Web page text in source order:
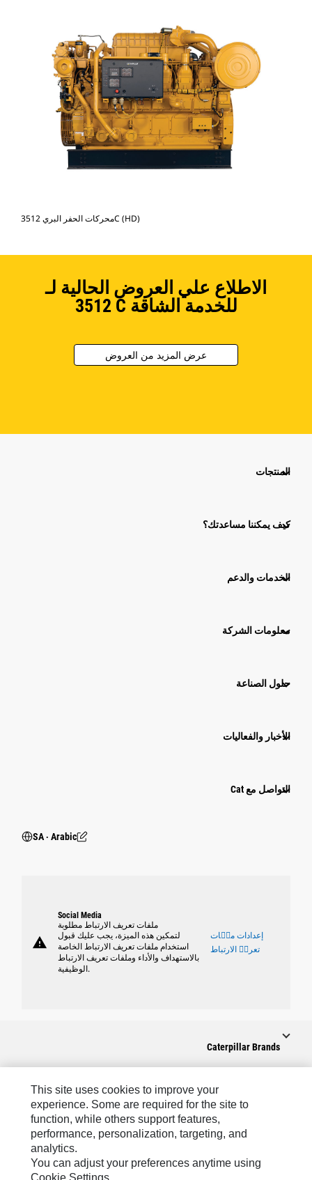
محركات الحفر البري 3512C (HD)
الاطلاع علي العروض الحالية لـ
3512C للخدمة الشاقة
عرض المزيد من العروض
المنتجات
كيف يمكننا مساعدتك؟
الخدمات والدعم
معلومات الشركة
حلول الصناعة
الأخبار والفعاليات
التواصل مع Cat
SA ‧ Arabic
warning
Social Media
ملفات تعريف الارتباط مطلوبة
لتمكين هذه الميزة، يجب عليك قبول
استخدام ملفات تعريف الارتباط الخاصة
بالاستهداف والأداء وملفات تعريف الارتباط
الوظيفية.
إعدادات ملٝات
تعريٝ الارتباط
Caterpillar Brands
Caterpillar.com
تفضيلات التسويق الخاصة بي
This site uses cookies to improve your
experience. Some are required for the site to
function, while others support features,
performance, personalization, targeting, and
analytics.
You can adjust your preferences anytime using
Cookie Settings.